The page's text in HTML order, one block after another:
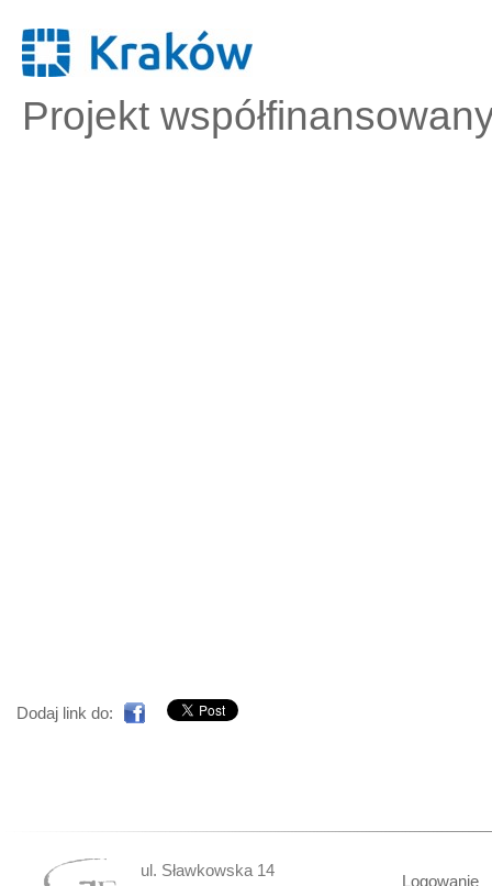
Projekt
Dodaj link do:
ul. Sławkowska 14
Logowanie